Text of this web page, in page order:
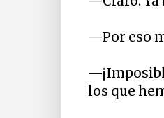
—Por eso
los que